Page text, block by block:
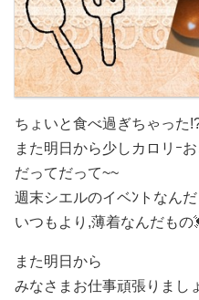
ちょいと食べ過ぎちゃった
また明日から少しカロリｰ
だってだって~~
週末シエルのイベﾝトなん
いつもより,薄着なんだもの
また明日から